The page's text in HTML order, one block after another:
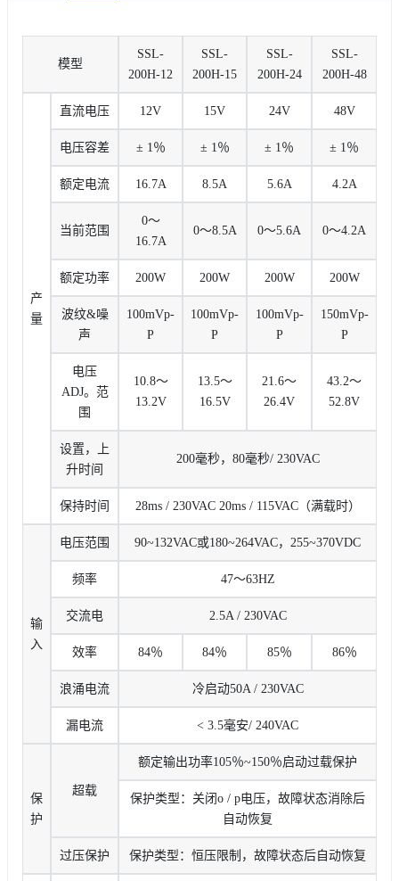
模型
SSL-
200H-12
SSL-
200H-15
SSL-
200H-24
SSL-
200H-48
产
量
直流电压 12V 15V 24V 48V
电压容差 ± 1％ ± 1％ ± 1％ ± 1％
额定电流 16.7A 8.5A 5.6A 4.2A
当前范围
0〜
16.7A
0〜8.5A 0〜5.6A 0〜4.2A
额定功率 200W 200W 200W 200W
波纹&噪
声
100mVp-
P
100mVp-
P
100mVp-
P
150mVp-
P
电压
ADJ。范
围
10.8〜
13.2V
13.5〜
16.5V
21.6〜
26.4V
43.2〜
52.8V
设置，上
升时间
200毫秒，80毫秒/ 230VAC
保持时间 28ms / 230VAC 20ms / 115VAC（满载时）
输
入
电压范围 90~132VAC或180~264VAC，255~370VDC
频率 47〜63HZ
交流电 2.5A / 230VAC
效率 84％ 84％ 85％ 86％
浪涌电流 冷启动50A / 230VAC
漏电流 < 3.5毫安/ 240VAC
保
护
超载
额定输出功率105％~150％启动过载保护
保护类型：关闭o / p电压，故障状态消除后
自动恢复
过压保护 保护类型：恒压限制，故障状态后自动恢复